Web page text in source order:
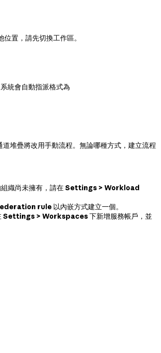
置，請先切換工作區。
統會自動指派格式為
堆疊將改用手動流程。無論哪種方式，建立流程
織尚未擁有，請在Settings > Workload
rule 以內嵌方式建立一個。
Settings > Workspaces下新增服務帳戶，並